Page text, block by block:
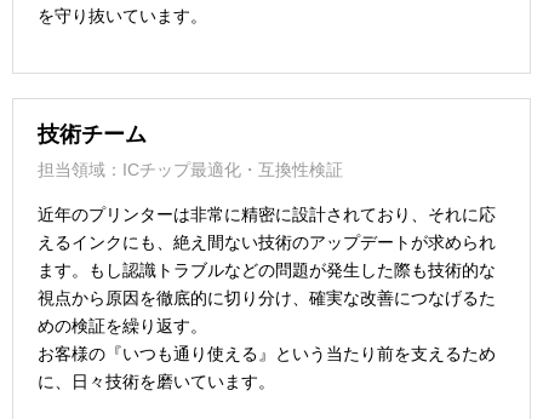
を守り抜いています。
技術チーム
担当領域：ICチップ最適化・互換性検証
近年のプリンターは非常に精密に設計されており、それに応
えるインクにも、絶え間ない技術のアップデートが求められ
ます。もし認識トラブルなどの問題が発生した際も技術的な
視点から原因を徹底的に切り分け、確実な改善につなげるた
めの検証を繰り返す。
お客様の『いつも通り使える』という当たり前を支えるため
に、日々技術を磨いています。